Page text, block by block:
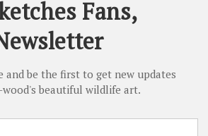
£ 150.00 이상의 모
국제 배송 가능
현재 영국 목적지
Limited Edition numbers
All new prints are
by David Dancey-